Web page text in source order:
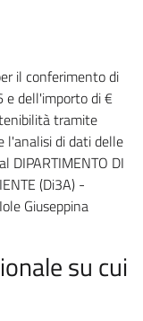
il conferimento di
e dell'importo di €
tramite
l'analisi di dati delle
DIPARTIMENTO DI
(Di3A) -
Giuseppina
su cui